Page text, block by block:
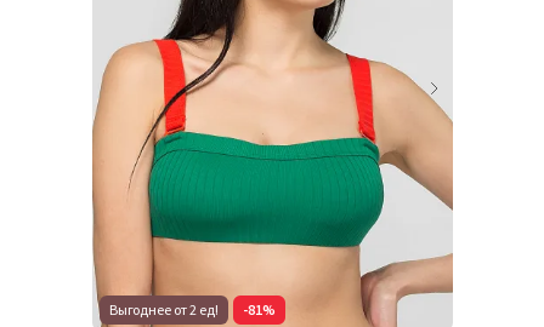
Выгоднее от 2 ед! -81%